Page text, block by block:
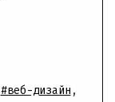
#веб-дизайн ,